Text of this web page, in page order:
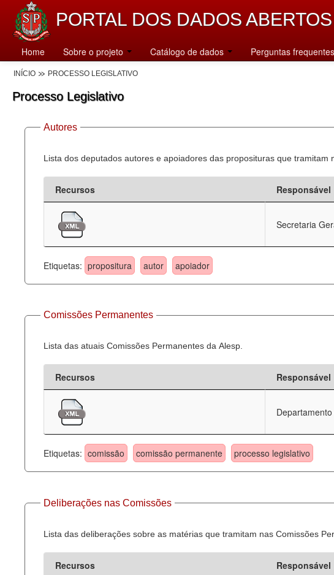
PORTAL DOS DADOS
Home Sobre o projeto Catálogo de dados Perguntas frequentes
INÍCIO PROCESSO LEGISLATIVO
Processo Legislativo
Autores
Lista dos deputados autores e apoiadores das proposituras que tramitam
Recursos Responsável
Secretaria
Etiquetas: propositura autor apoiador
Comissões Permanentes
Lista das atuais Comissões Permanentes da Alesp.
Recursos Responsável
Etiquetas: comissão comissão permanente processo legislativo
Deliberações nas Comissões
Lista das deliberações sobre as matérias que tramitam nas Comissões
Recursos Responsável